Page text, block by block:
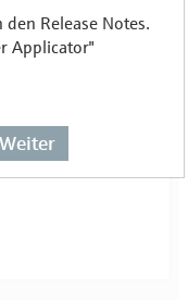
Release Notes.
Applicator"
Weiter